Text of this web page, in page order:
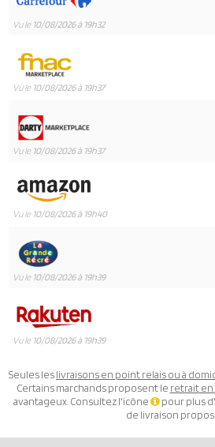
Vu le 10/08/2026 à 19h32
Vu le 10/08/2026 à 19h37
Vu le 10/08/2026 à 19h37
Vu le 10/08/2026 à 19h40
Vu le 10/08/2026 à 19h39
Vu le 10/08/2026 à 19h39
Seules leslivraisons en point relais ou à
Certains marchands proposent le retrait en
avantageux. Consultez l'icône
pour plus
de livraison